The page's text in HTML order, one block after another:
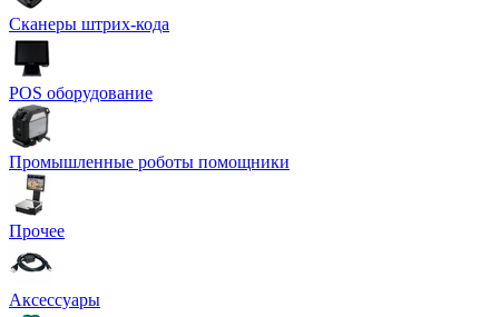
Сканеры штрих-кода
POS оборудование
Промышленные роботы помощники
Прочее
Аксессуары